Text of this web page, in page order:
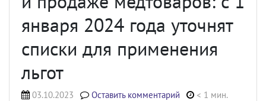
января 2024 года уточнят
списки для применения
льгот
03.10.2023 Оставить комментарий
< 1 мин.